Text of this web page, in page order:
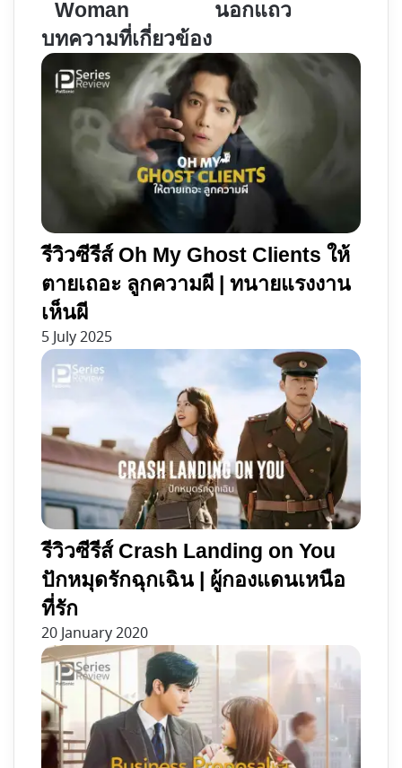
แค้น
แบบ
สุด
แซ่บ
ใน
Promising
Young
Woman
Woman
หนาม
พล
โด
รน
กับ
แอน
ดร
อยด์
แถว
นอกแถว
บทความที่เกี่ยวข้อง
รีวิวซีรีส์ Oh My Ghost Clients ให้
ตายเถอะ ลูกความผี | ทนายแรงงาน
เห็นผี
5 July 2025
รีวิวซีรีส์ Crash Landing on You
ปักหมุดรักฉุกเฉิน | ผู้กองแดนเหนือ
ที่รัก
20 January 2020